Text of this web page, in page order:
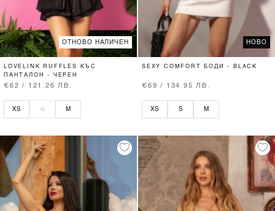
ОТНОВО НАЛИЧЕН
LOVELINK RUFFLES КЪС
ПАНТАЛОН - ЧЕРЕН
€62 / 121.26 ЛВ.
XS S M
НОВО
SEXY COMFORT БОДИ - BLACK
€69 / 134.95 ЛВ.
XS S M